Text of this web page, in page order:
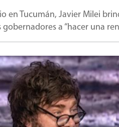
en Tucumán, Javier Milei
a “hacer una